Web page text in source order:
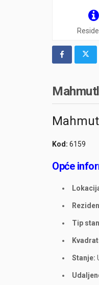
Kod: 6159
Opće
Tip
Stanje: